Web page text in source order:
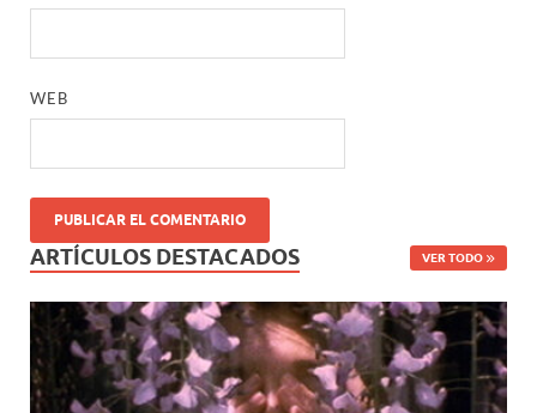
WEB
ARTÍCULOS DESTACADOS VER TODO